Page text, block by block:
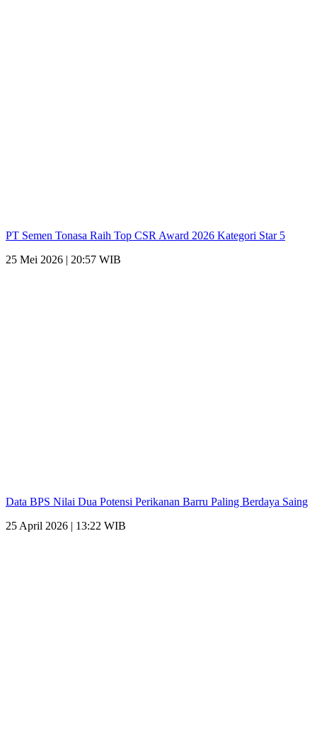
PT Semen Tonasa Raih Top CSR Award 2026 Kategori Star 5
25 Mei 2026 | 20:57 WIB
Data BPS Nilai Dua Potensi Perikanan Barru Paling Berdaya Saing
25 April 2026 | 13:22 WIB